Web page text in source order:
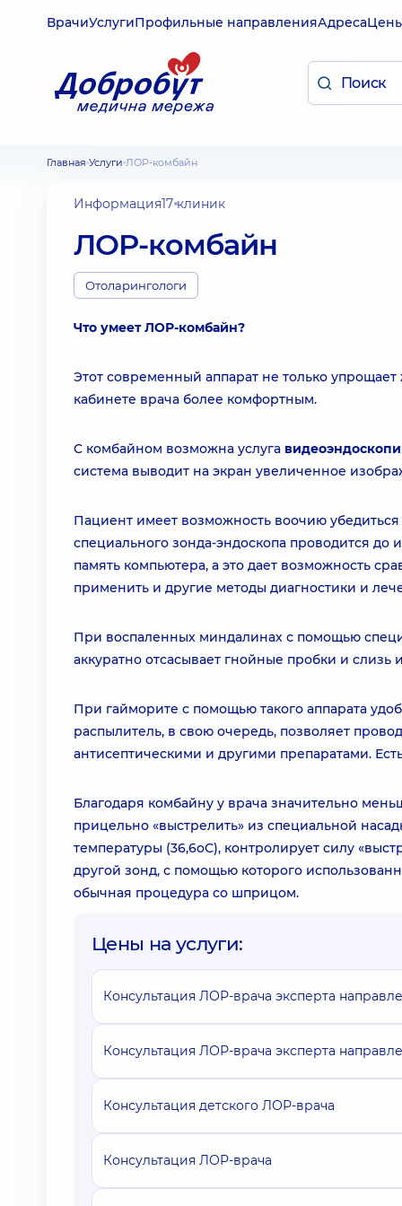
ВрачиУслугиПрофильные направленияАдреса
Главная Услуги ЛОР-комбайн
Информация17 клиник
ЛОР-комбайн
Отоларингологи
Что умеет ЛОР-комбайн?
Этот современный аппарат не только
кабинете врача более комфортным.
С комбайном возможна услуга
система выводит на экран увеличенное
Пациент имеет возможность воочию
специального зонда-эндоскопа проводится
память компьютера, а это дает возможность
применить и другие методы диагностики и
При воспаленных миндалинах с помощью
аккуратно отсасывает гнойные пробки и слизь
При гайморите с помощью такого аппарата
распылитель, в свою очередь, позволяет
антисептическими и другими препаратами.
Благодаря комбайну у врача значительно
прицельно «выстрелить» из специальной
температуры (36,6оС), контролирует силу
другой зонд, с помощью которого
обычная процедура со шприцом.
Цены на услуги:
Консультация ЛОР-врача эксперта
Консультация ЛОР-врача эксперта
Консультация детского ЛОР-врача
Консультация ЛОР-врача